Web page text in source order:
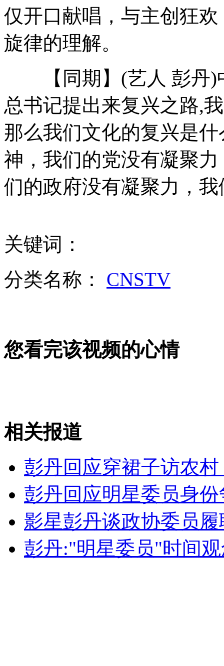
安徽1例人感染H7N9病例病情危重
山西运城恶犬咬伤多人 警民合力深夜将其击毙
女孩北京地铁殴打老人 痛下狠手拳打脚踢
无痛分娩是否安全 医生回应
外交部：有关国家言论片面不公正
走！跟着总书记去植树
司机酒驾遇交警 急速倒车逃窜
仅开口献唱，与主创狂
旋律的理解。
【同期】(艺人 彭丹)
总书记提出来复兴之路,
那么我们文化的复兴是
神，我们的党没有凝聚
们的政府没有凝聚力，
关键词：
分类名称： CNSTV
您看完该视频的心情
相关报道
彭丹回应穿裙子访农
彭丹回应明星委员身
影星彭丹谈政协委员
彭丹:"明星委员"时间